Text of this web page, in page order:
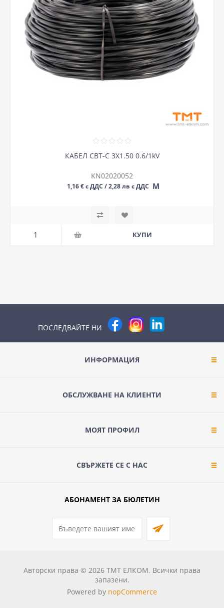
КАБЕЛ СВТ-С 3Х1.50 0.6/1kV
KN02020052
1,16 € с ДДС / 2,28 лв с ДДС М
ПОСЛЕДВАЙТЕ НИ
ИНФОРМАЦИЯ
ОБСЛУЖВАНЕ НА КЛИЕНТИ
МОЯТ ПРОФИЛ
СВЪРЖЕТЕ СЕ С НАС
АБОНАМЕНТ ЗА БЮЛЕТИН
Авторски права © 2026 ТМТ ЕЛКОМ. Всички права
запазени.
Powered by nopCommerce